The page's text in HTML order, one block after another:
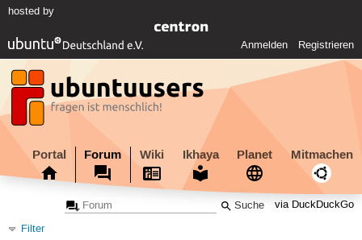
hosted by
Anmelden Registrieren
Portal Forum Wiki Ikhaya Planet Mitmachen
via DuckDuckGo
Filter